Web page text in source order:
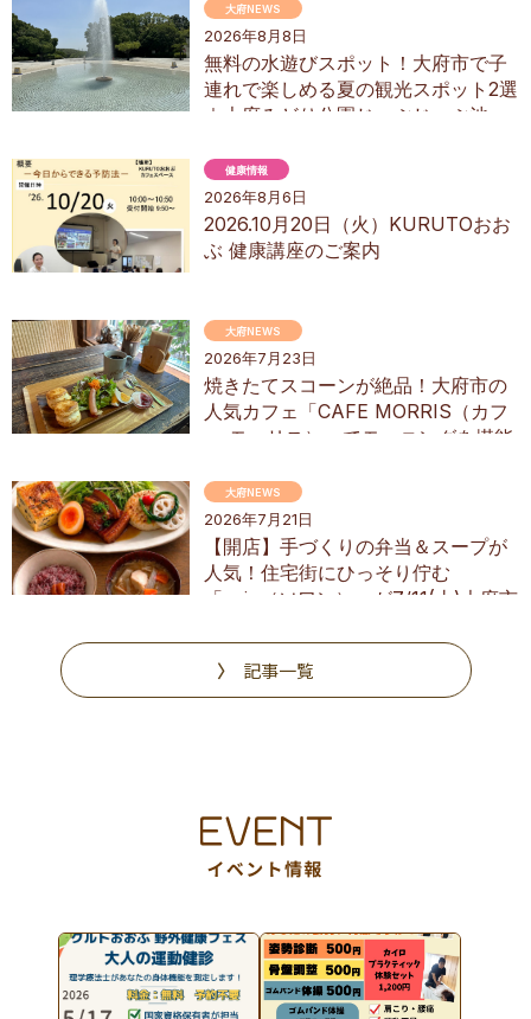
グ
2026年8月8日
無料の水遊びスポット！大府市で子
連れで楽しめる夏の観光スポット2選
｜大府みどり公園じゃぶじゃぶ池、
大府NEWS
2026年8月6日
2026.10月20日（火）KURUTOおお
ぶ 健康講座のご案内
健康情報
2026年7月23日
焼きたてスコーンが絶品！大府市の
人気カフェ「CAFE MORRIS（カフ
ェ モーリス）」でモーニングを堪能
大府NEWS
2026年7月21日
【開店】手づくりの弁当＆スープが
人気！住宅街にひっそり佇む
「soin（ソワン）」が7/11(土)大府市
大府NEWS
記事一覧